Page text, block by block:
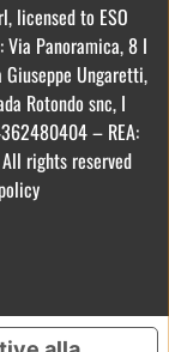
licensed to ESO
Via Panoramica, 8 I
Giuseppe Ungaretti,
Rotondo snc, I
– REA:
rights reserved